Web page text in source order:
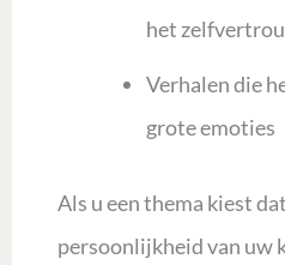
het
Verhalen die
grote emoties
Als u een thema kiest
persoonlijkheid van uw